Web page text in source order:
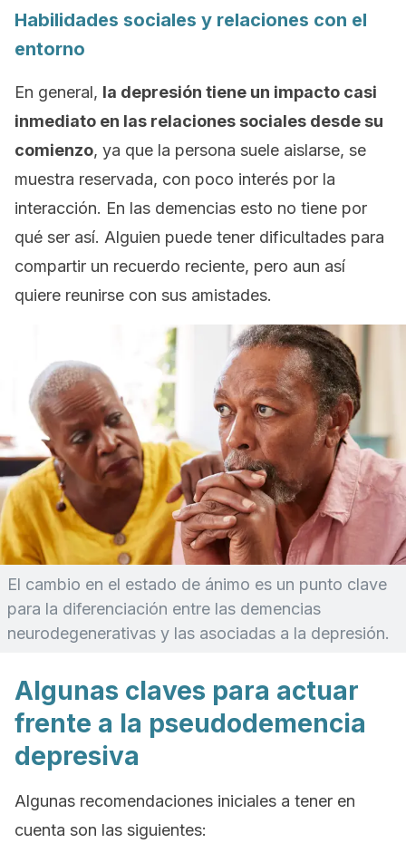
Habilidades sociales y relaciones con el
entorno
En general, la depresión tiene un impacto casi
inmediato en las relaciones sociales desde su
comienzo, ya que la persona suele aislarse, se
muestra reservada, con poco interés por la
interacción. En las demencias esto no tiene por
qué ser así. Alguien puede tener dificultades para
compartir un recuerdo reciente, pero aun así
quiere reunirse con sus amistades.
El cambio en el estado de ánimo es un punto clave
para la diferenciación entre las demencias
neurodegenerativas y las asociadas a la depresión.
Algunas claves para actuar
frente a la pseudodemencia
depresiva
Algunas recomendaciones iniciales a tener en
cuenta son las siguientes: